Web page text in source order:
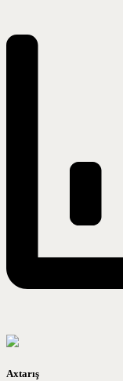
Axtarış